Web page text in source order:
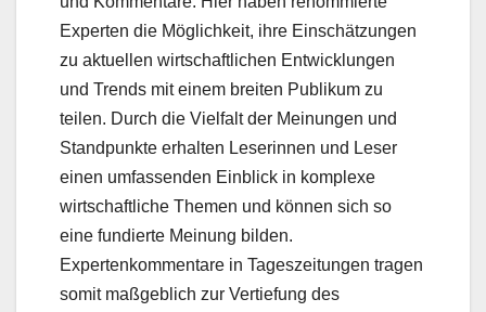
Experten die Möglichkeit, ihre Einschätzungen
zu aktuellen wirtschaftlichen Entwicklungen
und Trends mit einem breiten Publikum zu
teilen. Durch die Vielfalt der Meinungen und
Standpunkte erhalten Leserinnen und Leser
einen umfassenden Einblick in komplexe
wirtschaftliche Themen und können sich so
eine fundierte Meinung bilden.
Expertenkommentare in Tageszeitungen tragen
somit maßgeblich zur Vertiefung des